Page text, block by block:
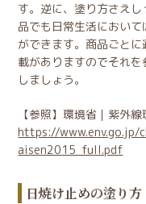
す。逆に、塗り方さえ
品でも日常生活におい
ができます。商品ごと
載がありますのでそれ
しましょう。
【参照】環境省｜紫外
https://
aisen2015_full.pdf
日焼け止めの塗り方